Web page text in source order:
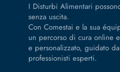
I Disturbi Alimentari
senza uscita.
Con Comestai e la sua
un percorso di cura online
e personalizzato, guidato
professionisti esperti.